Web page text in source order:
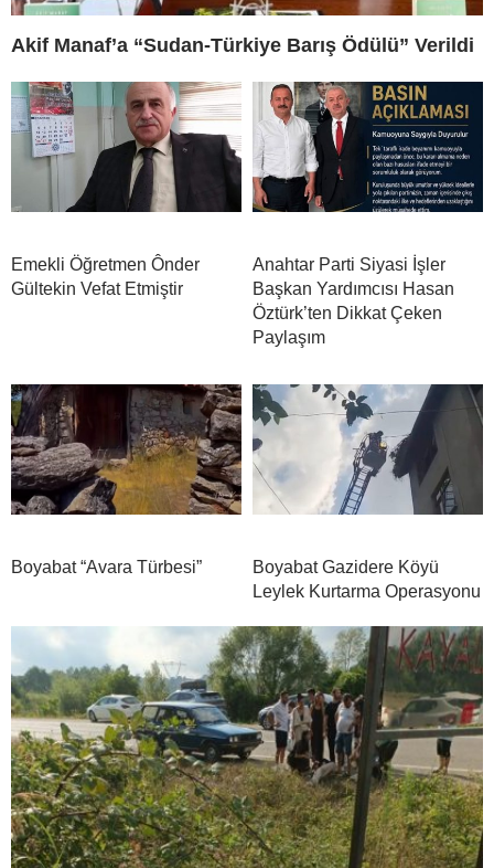
Akif Manaf’a “Sudan-Türkiye Barış Ödülü” Verildi
Emekli Öğretmen Ônder
Gültekin Vefat Etmiştir
Anahtar Parti Siyasi İşler
Başkan Yardımcısı Hasan
Öztürk’ten Dikkat Çeken
Paylaşım
Boyabat “Avara Türbesi”
Boyabat Gazidere Köyü
Leylek Kurtarma Operasyonu